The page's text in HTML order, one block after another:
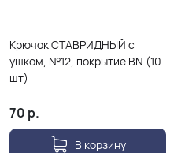
Крючок СТАВРИДНЫЙ с
ушком, №12, покрытие BN (10
шт)
70 р.
В корзину